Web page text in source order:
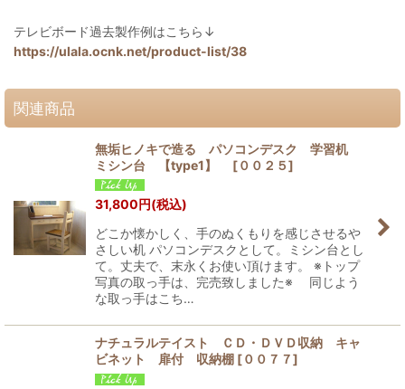
テレビボード過去製作例はこちら↓
https://ulala.ocnk.net/product-list/38
関連商品
無垢ヒノキで造る パソコンデスク 学習机
ミシン台 【type1】
[００２５]
31,800円(税込)
どこか懐かしく、手のぬくもりを感じさせるや
さしい机 パソコンデスクとして。ミシン台とし
て。丈夫で、末永くお使い頂けます。 ※トップ
写真の取っ手は、完売致しました※ 同じよう
な取っ手はこち…
ナチュラルテイスト ＣＤ・ＤＶＤ収納 キャ
ビネット 扉付 収納棚 [００７７]